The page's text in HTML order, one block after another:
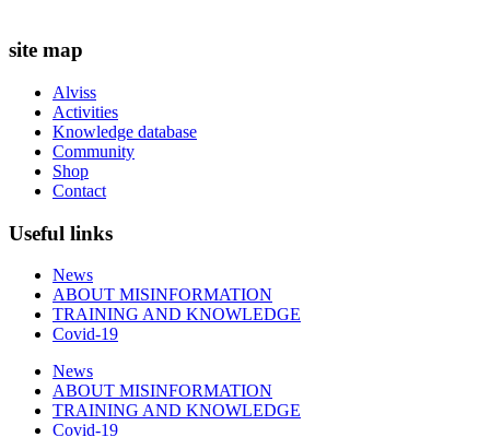
site map
Alviss
Activities
Knowledge database
Community
Shop
Contact
Useful links
News
ABOUT MISINFORMATION
TRAINING AND KNOWLEDGE
Covid-19
News
ABOUT MISINFORMATION
TRAINING AND KNOWLEDGE
Covid-19